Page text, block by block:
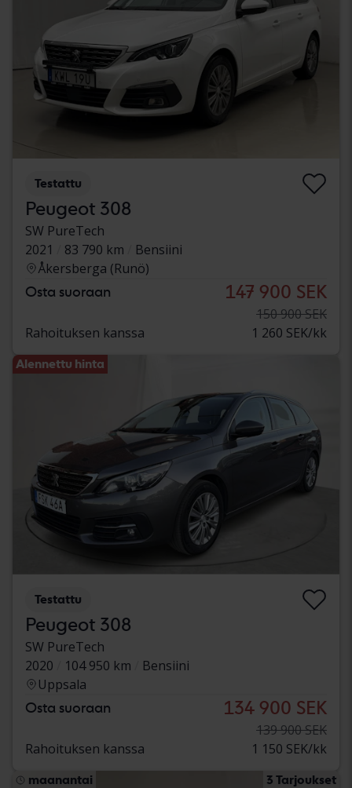
Testattu
Peugeot 308
SW PureTech
2021
83 790 km
Bensiini
Åkersberga (Runö)
Osta suoraan 147 900 SEK
150 900 SEK
Rahoituksen kanssa
1 260 SEK/kk
Alennettu hinta
Testattu
Peugeot 308
SW PureTech
2020
104 950 km
Bensiini
Uppsala
Osta suoraan 134 900 SEK
139 900 SEK
Rahoituksen kanssa
1 150 SEK/kk
maanantai 3 Tarjoukset